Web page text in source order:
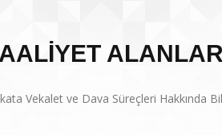
Vekalet ve Dava Süreçleri Hakkında